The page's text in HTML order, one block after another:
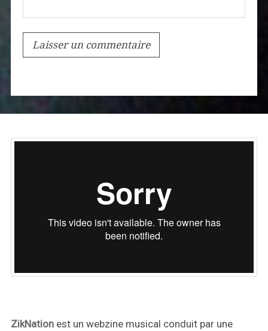
ZikNationest un webzine musical conduit par une